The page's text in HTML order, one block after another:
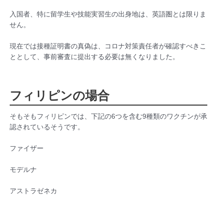
入国者、特に留学生や技能実習生の出身地は、英語圏とは限りま
せん。
現在では接種証明書の真偽は、コロナ対策責任者が確認すべきこ
ととして、事前審査に提出する必要は無くなりました。
フィリピンの場合
そもそもフィリピンでは、下記の6つを含む9種類のワクチンが承
認されているそうです。
ファイザー
モデルナ
アストラゼネカ